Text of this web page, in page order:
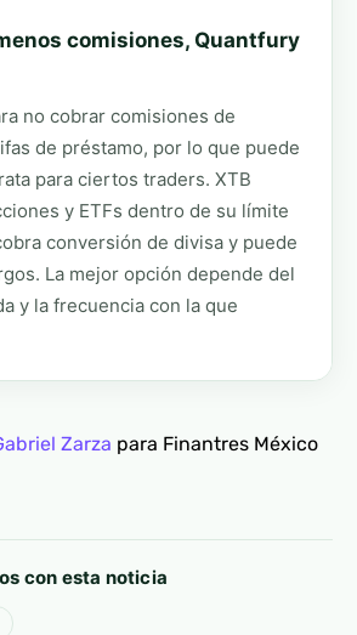
comisiones, Quantfury
no cobrar comisiones de
de préstamo, por lo que puede
para ciertos traders. XTB
y ETFs dentro de su límite
conversión de divisa y puede
La mejor opción depende del
y la frecuencia con la que
Zarza para Finantres México
con esta noticia